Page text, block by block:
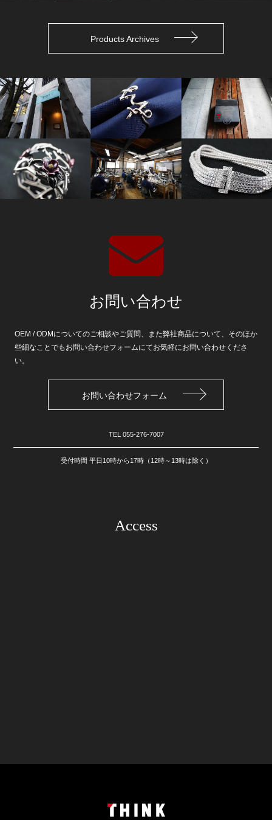
Products Archives
お問い合わせ
OEM / ODMについてのご相談やご質問、また弊社商品について、そのほか
些細なことでもお問い合わせフォームにてお気軽にお問い合わせくださ
い。
お問い合わせフォーム
TEL 055-276-7007
受付時間 平日10時から17時（12時～13時は除く）
Access